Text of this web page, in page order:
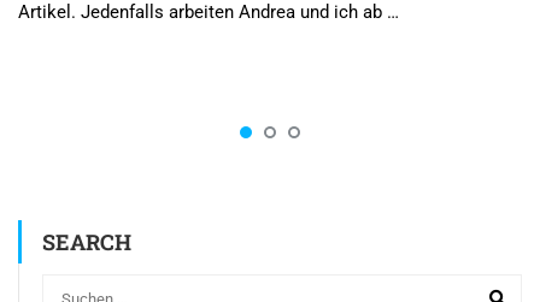
Artikel. Jedenfalls arbeiten Andrea und ich ab …
SEARCH